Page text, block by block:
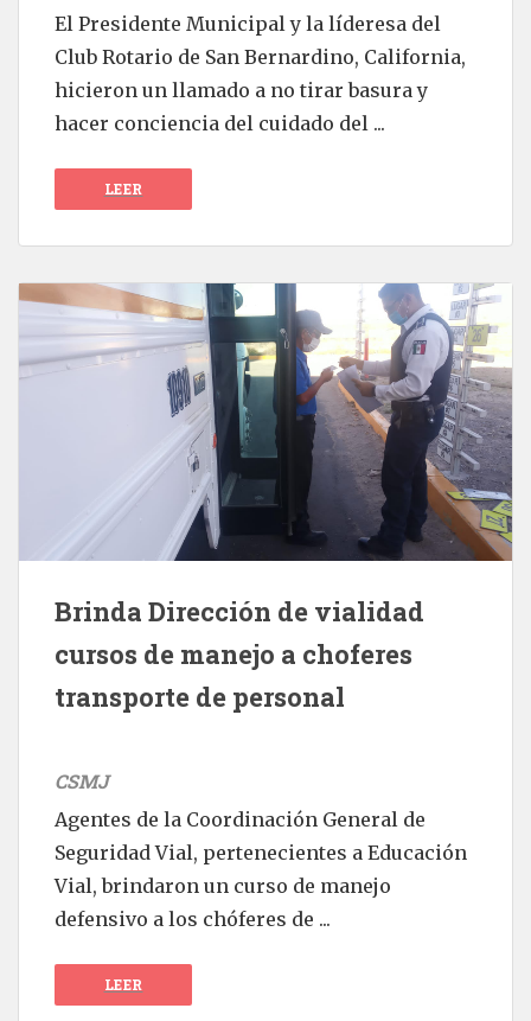
El Presidente Municipal y la líderesa del
Club Rotario de San Bernardino, California,
hicieron un llamado a no tirar basura y
hacer conciencia del cuidado del ...
LEER
Brinda Dirección de vialidad
cursos de manejo a choferes
transporte de personal
CSMJ
Agentes de la Coordinación General de
Seguridad Vial, pertenecientes a Educación
Vial, brindaron un curso de manejo
defensivo a los chóferes de ...
LEER